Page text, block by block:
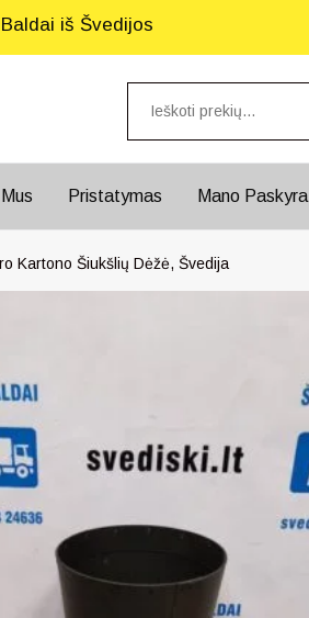
iš Švedijos
Pristatymas Mano Paskyra
Kartono Šiukšlių Dėžė, Švedija